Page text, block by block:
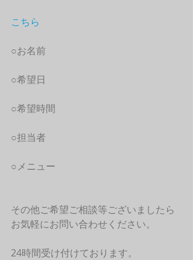
こちら
○お名前
○希望日
○希望時間
○担当者
○メニュー
その他ご希望ご相談等ございましたら
お気軽にお問い合わせください。
24時間受け付けております。